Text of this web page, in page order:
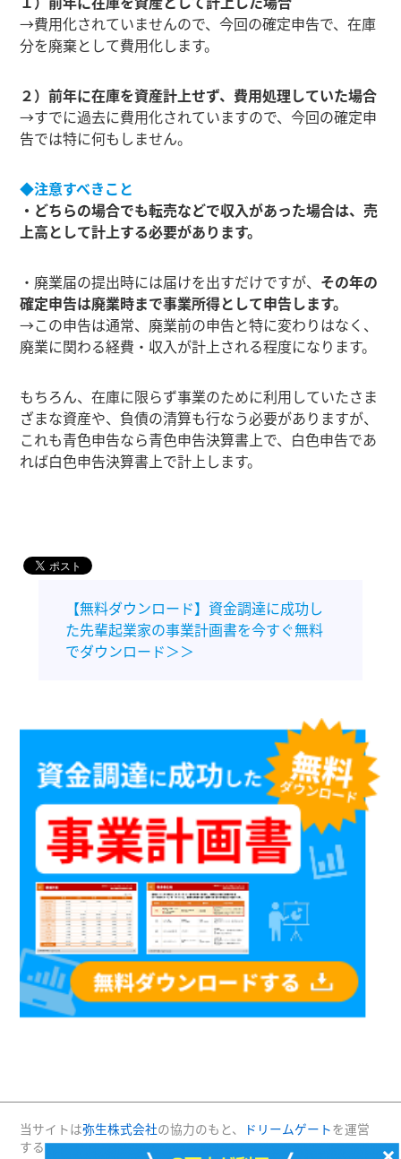
→費用化されていませんので、今回の確定申告で、在庫
分を廃棄として費用化します。
２）前年に在庫を資産計上せず、費用処理していた場合
→すでに過去に費用化されていますので、今回の確定申
告では特に何もしません。
◆注意すべきこと
・どちらの場合でも転売などで収入があった場合は、売
上高として計上する必要があります。
・廃業届の提出時には届けを出すだけですが、 その年の
確定申告は廃業時まで事業所得として申告します。
→この申告は通常、廃業前の申告と特に変わりはなく、
廃業に関わる経費・収入が計上される程度になります。
もちろん、在庫に限らず事業のために利用していたさま
ざまな資産や、負債の清算も行なう必要がありますが、
これも青色申告なら青色申告決算書上で、白色申告であ
れば白色申告決算書上で計上します。
【無料ダウンロード】資金調達に成功し
た先輩起業家の事業計画書を今すぐ無料
でダウンロード＞＞
当サイトは弥生株式会社の協力のもと、 ドリームゲートを運営
する(株)プロジェクトニッポンが運営・管理しています。